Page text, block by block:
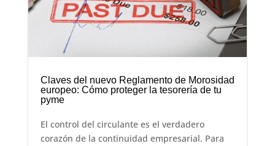
Claves del nuevo Reglamento de Morosidad
europeo: Cómo proteger la tesorería de tu
pyme
El control del circulante es el verdadero
corazón de la continuidad empresarial. Para